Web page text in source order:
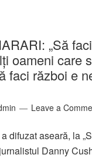
„Să
oameni care
faci război e
Leave a
difuzat aseară, la
Danny